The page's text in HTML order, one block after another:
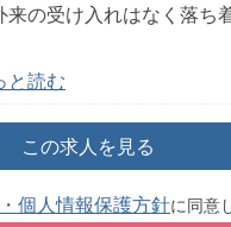
来の受け入れはなく落ち
と読む
この求人を見る
個人情報保護方針に同意